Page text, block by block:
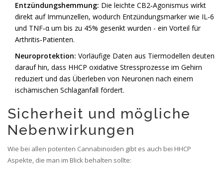
Entzündungshemmung: Die leichte CB2‑Agonismus wirkt
direkt auf Immunzellen, wodurch Entzündungsmarker wie IL‑6
und TNF‑α um bis zu 45% gesenkt wurden - ein Vorteil für
Arthritis‑Patienten.
Neuroprotektion: Vorläufige Daten aus Tiermodellen deuten
darauf hin, dass HHCP oxidative Stressprozesse im Gehirn
reduziert und das Überleben von Neuronen nach einem
ischämischen Schlaganfall fördert.
Sicherheit und mögliche
Nebenwirkungen
Wie bei allen potenten Cannabinoiden gibt es auch bei HHCP
Aspekte, die man im Blick behalten sollte: